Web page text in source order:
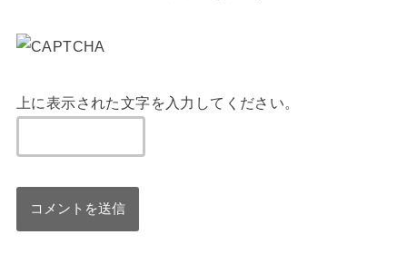
上に表示された文字を入力してください。